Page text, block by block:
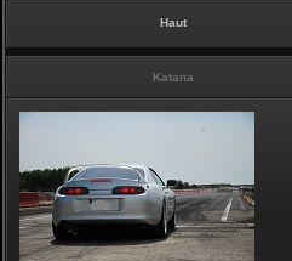
Haut
Katana